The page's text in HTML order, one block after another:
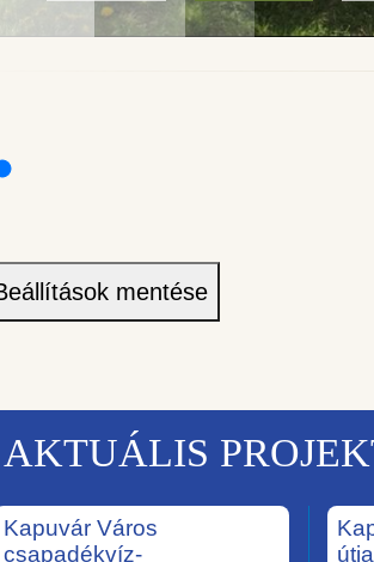
mentése
AKTUÁLIS
Kapuvár Város
csapadékvíz-